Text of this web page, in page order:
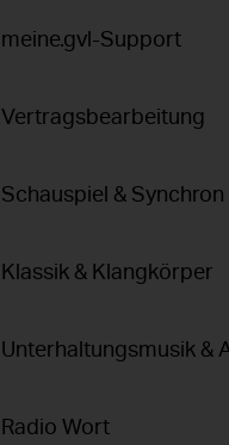
meine.gvl-Support
Vertragsbearbeitung
Schauspiel & Synchron
Klassik & Klangkörper
Unterhaltungsmusik &
Radio Wort